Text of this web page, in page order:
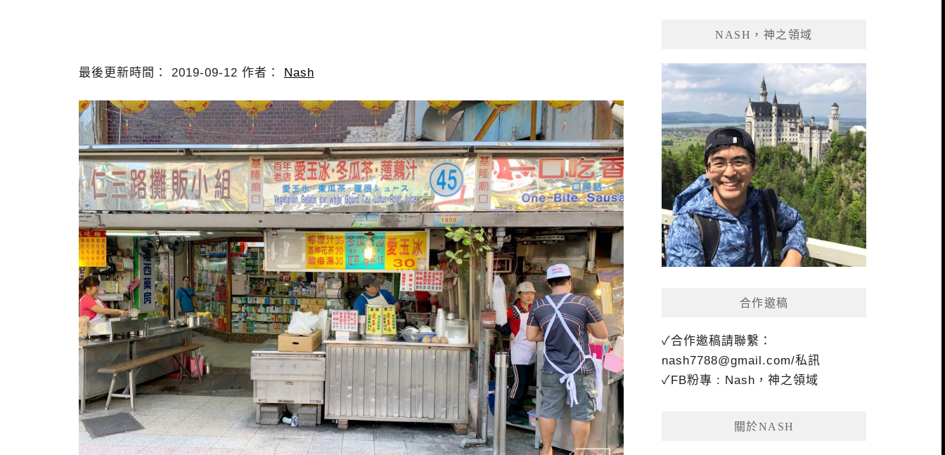
最後更新時間： 2019-09-12 作者： Nash
NASH，神之領域
合作邀稿
✓合作邀稿請聯繫：
nash7788@gmail.com/私訊
✓FB粉專 : Nash，神之領域
關於NASH